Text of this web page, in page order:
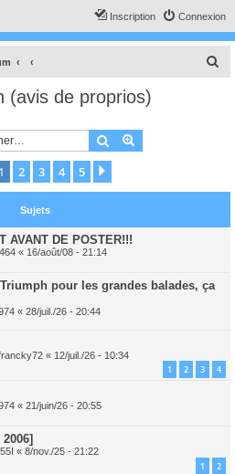
Connexion
Inscription
c
(avis de proprios)
Rechercher
1 2 3 4 5
Sujets
AVANT DE POSTER!!!
« 16/août/08 - 21:14
pour les grandes balades, ça
« 28/juil./26 - 20:44
« 12/juil./26 - 10:34
1 2 3 4
« 21/juin/26 - 20:55
« 8/nov./25 - 21:22
1 2